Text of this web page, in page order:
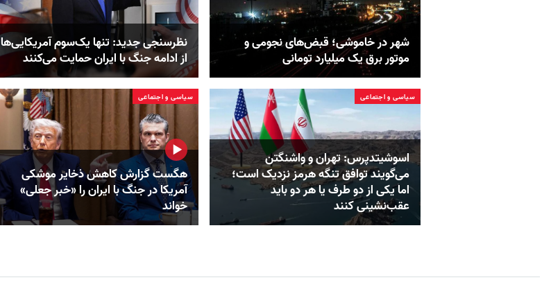
شهر در خاموشی؛ قبض‌های نجومی و
موتور برق یک میلیارد تومانی
نظرسنجی جدید: تنها یک‌سوم آمریکایی‌ها
از ادامه جنگ با ایران حمایت می‌کنند
سیاسی و اجتماعی
اسوشیتدپرس: تهران و واشنگتن
می‌گویند توافق تنگه هرمز نزدیک است؛
اما یکی از دو طرف یا هر دو باید
عقب‌نشینی کنند
سیاسی و اجتماعی
هگست گزارش کاهش ذخایر موشکی
آمریکا در جنگ با ایران را «خبر جعلی»
خواند